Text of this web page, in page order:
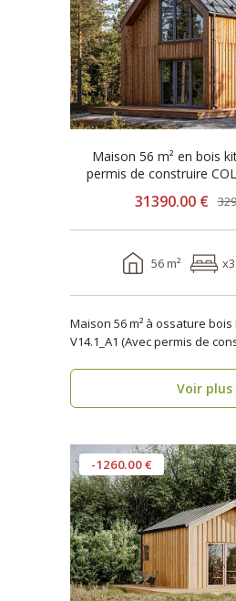
Maison 56 m² en bois
permis de construire
31390.00 €
56 m² x3
Maison 56 m² à ossature bois
V14.1_A1 (Avec permis de
Voir plus
-1260.00 €